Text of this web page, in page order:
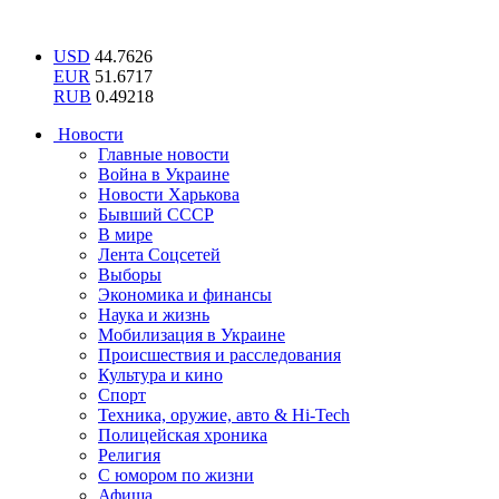
USD 44.7626
EUR 51.6717
RUB 0.49218
Новости
Главные новости
Война в Украине
Новости Харькова
Бывший СССР
В мире
Лента Соцсетей
Выборы
Экономика и финансы
Наука и жизнь
Мобилизация в Украине
Происшествия и расследования
Культура и кино
Спорт
Техника, оружие, авто & Hi-Tech
Полицейская хроника
Религия
С юмором по жизни
Афиша